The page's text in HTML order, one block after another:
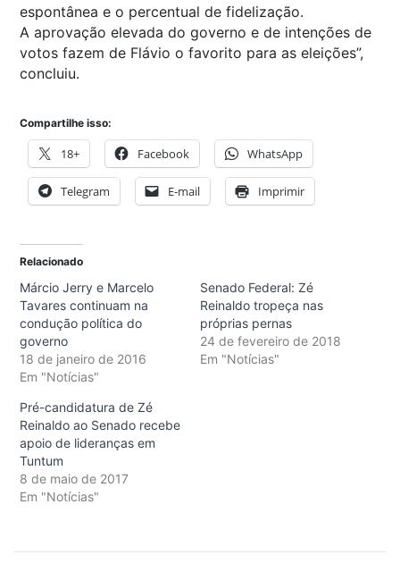
espontânea e o percentual de fidelização.
A aprovação elevada do governo e de intenções de
votos fazem de Flávio o favorito para as eleições”,
concluiu.
Compartilhe isso:
18+ Facebook WhatsApp
Telegram E-mail Imprimir
Relacionado
Márcio Jerry e Marcelo
Tavares continuam na
condução política do
governo
18 de janeiro de 2016
Em "Notícias"
Senado Federal: Zé
Reinaldo tropeça nas
próprias pernas
24 de fevereiro de 2018
Em "Notícias"
Pré-candidatura de Zé
Reinaldo ao Senado recebe
apoio de lideranças em
Tuntum
8 de maio de 2017
Em "Notícias"